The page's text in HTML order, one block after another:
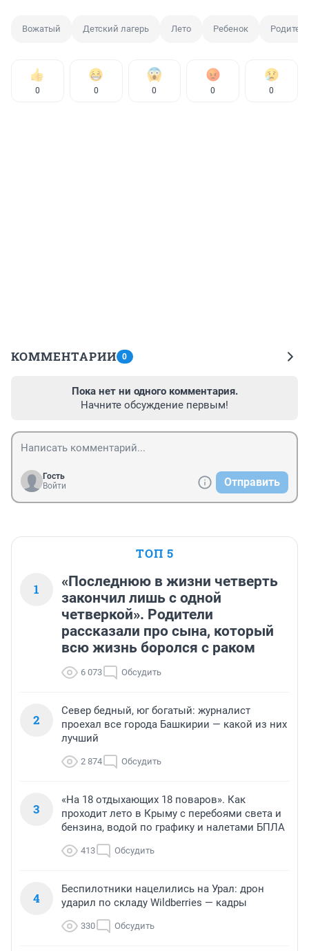
Вожатый Детский лагерь Лето Ребенок
0 0 0 0 0
КОММЕНТАРИИ 0
Пока нет ни одного комментария.
Начните обсуждение первым!
Гость
Войти
Отправить
ТОП 5
1
«Последнюю в жизни четверть
закончил лишь с одной
четверкой». Родители
рассказали про сына, который
всю жизнь боролся с раком
6 073 Обсудить
2
Север бедный, юг богатый: журналист
проехал все города Башкирии — какой из них
лучший
2 874 Обсудить
3
«На 18 отдыхающих 18 поваров». Как
проходит лето в Крыму с перебоями света и
бензина, водой по графику и налетами БПЛА
413 Обсудить
4
Беспилотники нацелились на Урал: дрон
ударил по складу Wildberries — кадры
330 Обсудить